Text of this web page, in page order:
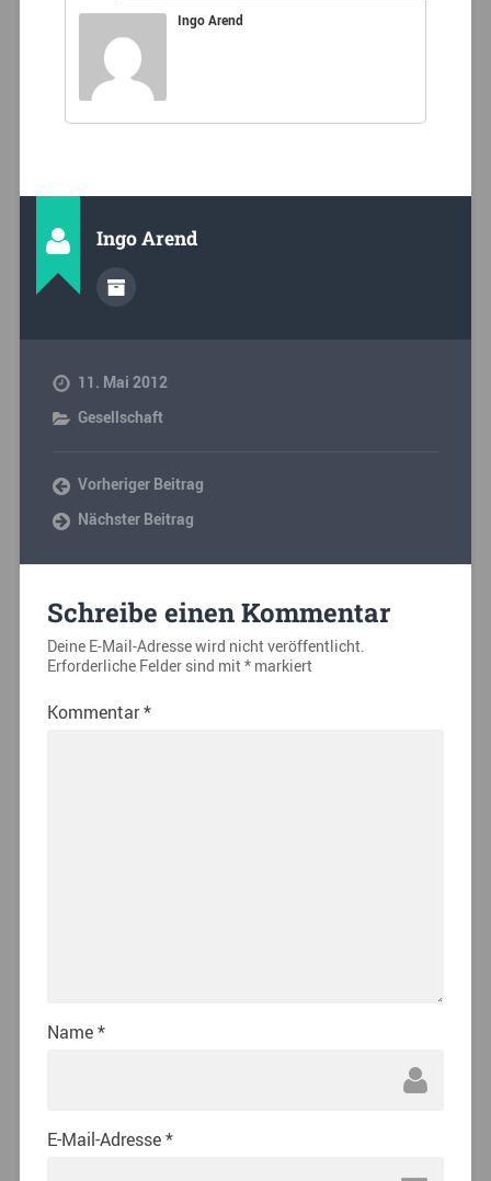
Ingo Arend
Ingo Arend
11. Mai 2012
Gesellschaft
Vorheriger Beitrag
Nächster Beitrag
Schreibe einen Kommentar
Deine E-Mail-Adresse wird nicht veröffentlicht.
Erforderliche Felder sind mit*markiert
Kommentar*
Name*
E-Mail-Adresse*